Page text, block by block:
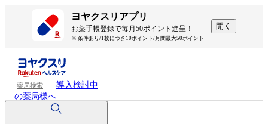
ヨヤクスリアプリ
お薬手帳登録で毎月50ポイント進呈！
※ 条件あり/1枚につき10ポイント/月間最大50ポイント
開く
薬局検索
導入検討中
の薬局様へ